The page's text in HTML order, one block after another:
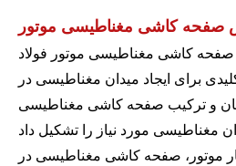
صفحه کاشی مغناطیسی موتور
کاشی مغناطیسی موتور فولاد
برای ایجاد میدان مغناطیسی در
و ترکیب صفحه کاشی مغناطیسی
موتور، صفحه کاشی مغناطیسی در